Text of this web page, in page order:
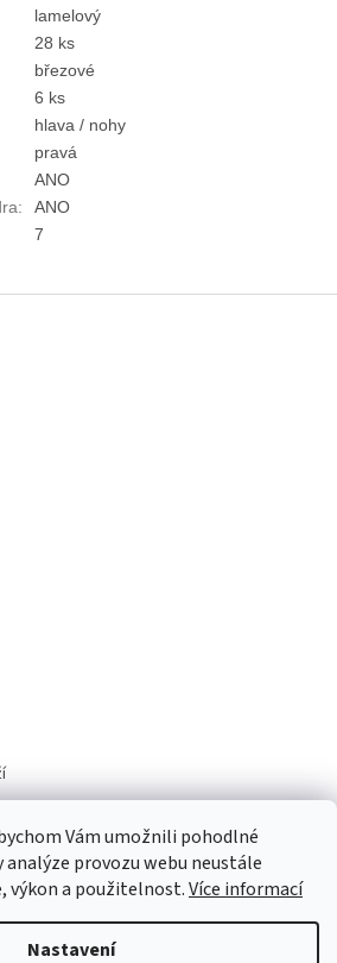
Vám umožnili pohodlné
provozu webu neustále
výkon a použitelnost.Více informací
Nastavení
lamelový
28 ks
březové
6 ks
hlava / nohy
pravá
ANO
:
ANO
7